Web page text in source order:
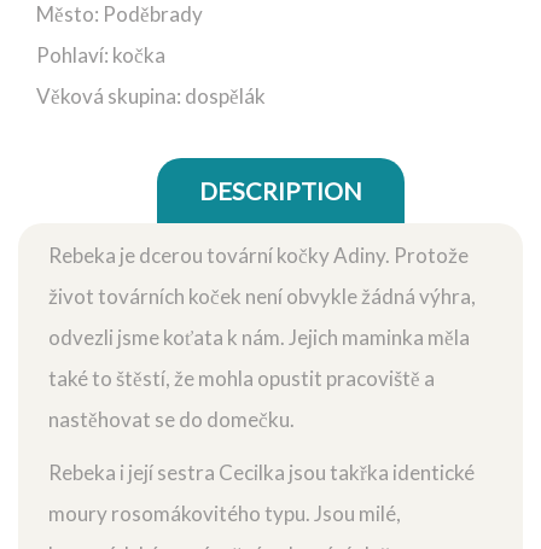
Město: Poděbrady
Pohlaví: kočka
Věková skupina: dospělák
DESCRIPTION
Rebeka je dcerou tovární kočky Adiny. Protože
život továrních koček není obvykle žádná výhra,
odvezli jsme koťata k nám. Jejich maminka měla
také to štěstí, že mohla opustit pracoviště a
nastěhovat se do domečku.
Rebeka i její sestra Cecilka jsou takřka identické
moury rosomákovitého typu. Jsou milé,